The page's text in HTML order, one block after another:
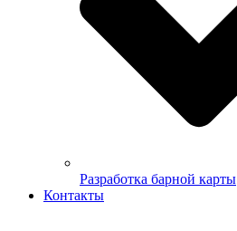
Разработка барной карты
Контакты